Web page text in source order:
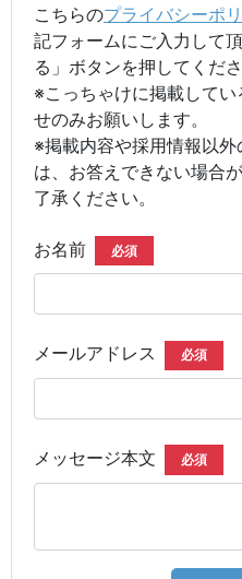
こちらのプライバシーポ
記フォームにご入力して
る」ボタンを押してくださ
※こっちゃけに掲載して
せのみお願いします。
※掲載内容や採用情報以
は、お答えできない場合
了承ください。
お名前 必須
メールアドレス 必須
メッセージ本文 必須